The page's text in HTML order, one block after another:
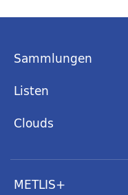
Sammlungen
Listen
Clouds
METLIS+